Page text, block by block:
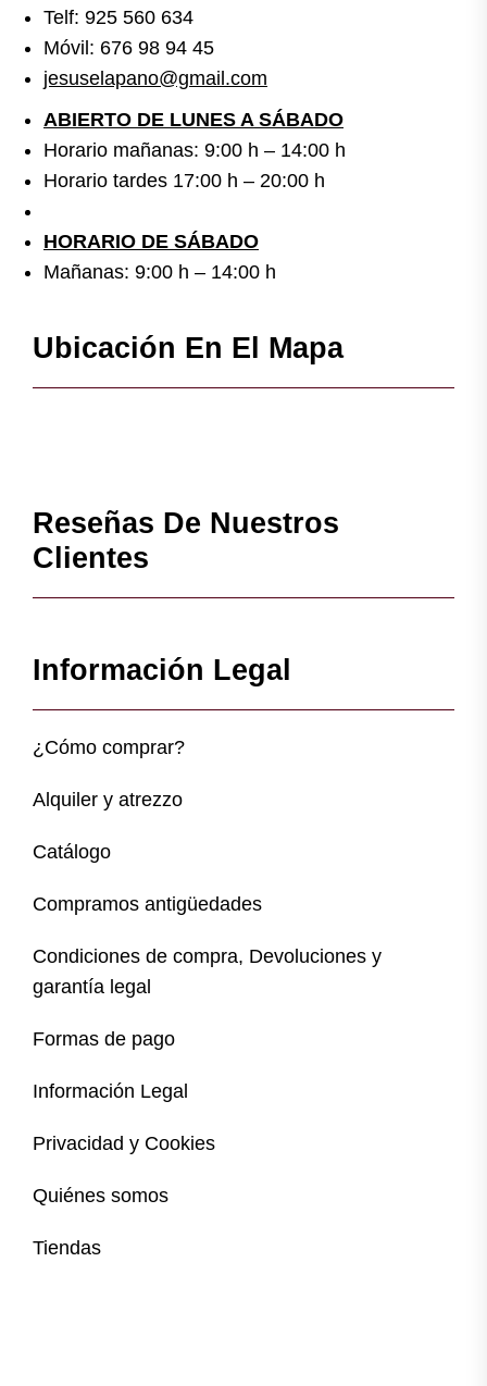
Telf: 925 560 634
Móvil: 676 98 94 45
jesuselapano@gmail.com
ABIERTO DE LUNES A SÁBADO
Horario mañanas: 9:00 h – 14:00 h
Horario tardes 17:00 h – 20:00 h
HORARIO DE SÁBADO
Mañanas: 9:00 h – 14:00 h
Ubicación En El Mapa
Reseñas De Nuestros
Clientes
Información Legal
¿Cómo comprar?
Alquiler y atrezzo
Catálogo
Compramos antigüedades
Condiciones de compra, Devoluciones y
garantía legal
Formas de pago
Información Legal
Privacidad y Cookies
Quiénes somos
Tiendas